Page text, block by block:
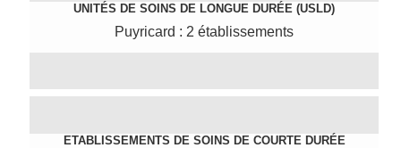
UNITÉS DE SOINS DE LONGUE DURÉE (USLD)
Puyricard : 2 établissements
ETABLISSEMENTS DE SOINS DE COURTE DURÉE